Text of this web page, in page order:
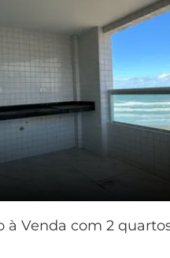
à Venda com 2